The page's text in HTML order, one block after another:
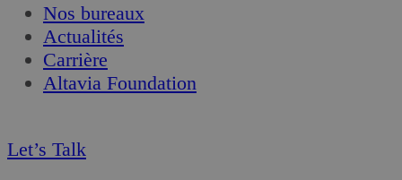
Nos bureaux
Actualités
Carrière
Altavia Foundation
Let’s Talk